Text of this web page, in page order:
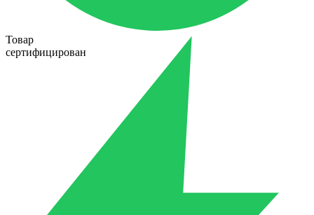
Товар
сертифицирован